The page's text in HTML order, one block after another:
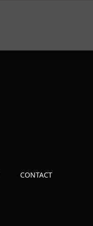
のど自慢大会
CONTACT